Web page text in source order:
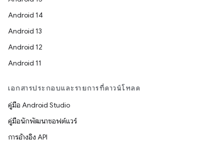
Android 14
Android 13
Android 12
Android 11
เอกสารประกอบและรายการที่ดาวน์โหลด
คู่มือ Android Studio
คู่มือนักพัฒนาซอฟต์แวร์
การอ้างอิง API